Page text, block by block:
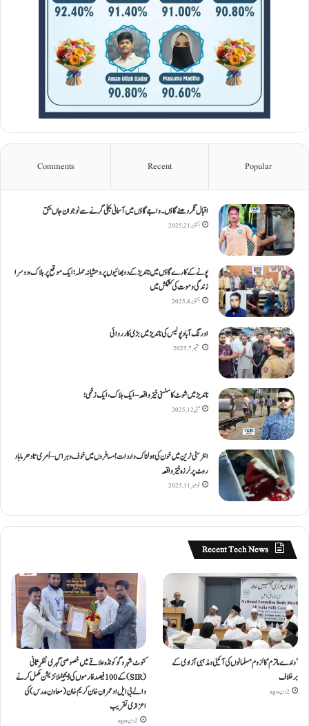
Popular
Recent
Comments
اقبال نگر دھنےگاؤں۔ واجےگاؤں میں آسمانی بجلی گرنے سے نوجوان جاں بحق
اکتوبر 21, 2025
پونے کے کارےگاؤں میں ناندیڑ کے دو بھائیوں پر وحشیانہ حملہ؛ ایک موقع پر ہلاک، دوسرا
زندگی و موت کی کشمکش میں
اکتوبر 4, 2025
اورنگ آباد پولیس کی ناندیڑ میں بڑی کارروائی
ستمبر 7, 2025
ناندیڑ میں شوٹ کا سنسنی خیز واقعہ – ایک ہلاک، ایک زخمی؛
مئی 12, 2025
انٹر سٹی ٹرین میں خون کی ہولناک واردات! مسافروں میں خوف و ہراس – اُمری تا دھرما باد
روٹ پر لرزہ خیز واقعہ
نومبر 11, 2025
Recent Tech News
’وندے ماترم‘ کا لزوم مسلمانوں کی آئینی ومذہبی آزادی کے
برخلاف
2 دن ago
کنوٹ شہر و گوکونڈہ علاقے میں خصوصی گہری نظرِ ثانی
(SIR) کے 100 فیصد فارموں کی ڈیجیٹلائزیشن مکمل کرنے
والے بی ایل او عمران خان کریم خان (معاون مدرس) کی
اعزازی تقریب
2 دن ago